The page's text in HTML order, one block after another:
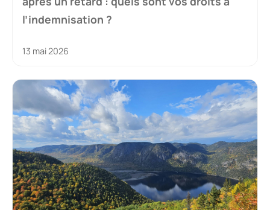
l’indemnisation ?
13 mai 2026